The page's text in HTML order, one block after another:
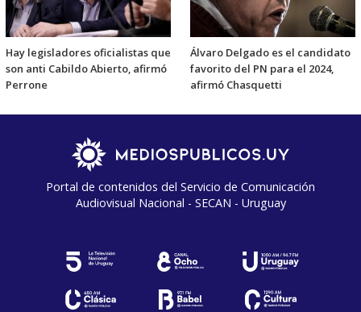
Hay legisladores oficialistas que
son anti Cabildo Abierto, afirmó
Perrone
Álvaro Delgado es el candidato
favorito del PN para el 2024,
afirmó Chasquetti
Portal de contenidos del Servicio de Comunicación
Audiovisual Nacional - SECAN - Uruguay